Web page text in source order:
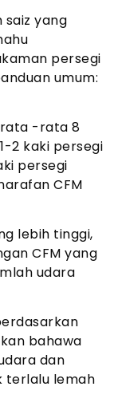
yang
persegi
umum:
rata -rata 8
2 kaki persegi
persegi
CFM
lebih tinggi,
CFM yang
udara
bahawa
dan
terlalu lemah